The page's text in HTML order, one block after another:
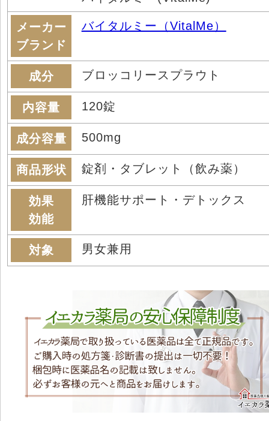
メーカー
ブランド
バイタルミー（VitalMe）
成分 ブロッコリースプラウト
内容量 120錠
成分容量 500mg
商品形状 錠剤・タブレット（飲み薬）
効果
効能
肝機能サポート・デトックス
対象 男女兼用